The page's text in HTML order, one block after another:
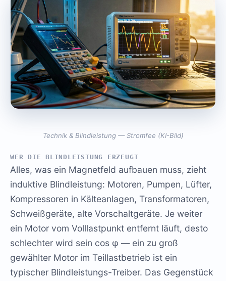
Technik & Blindleistung — Stromfee (KI-Bild)
WER DIE BLINDLEISTUNG ERZEUGT
Alles, was ein Magnetfeld aufbauen muss, zieht
induktive Blindleistung: Motoren, Pumpen, Lüfter,
Kompressoren in Kälteanlagen, Transformatoren,
Schweißgeräte, alte Vorschaltgeräte. Je weiter
ein Motor vom Volllastpunkt entfernt läuft, desto
schlechter wird sein cos φ — ein zu groß
gewählter Motor im Teillastbetrieb ist ein
typischer Blindleistungs-Treiber. Das Gegenstück